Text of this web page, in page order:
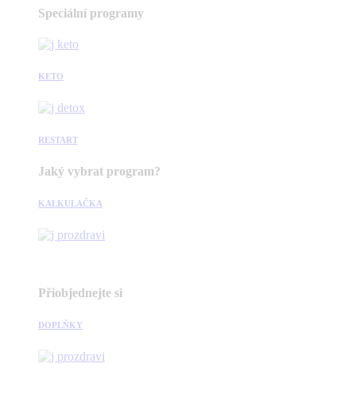
Speciální programy
KETO
RESTART
Jaký vybrat program?
KALKULAČKA
Přiobjednejte si
DOPLŇKY